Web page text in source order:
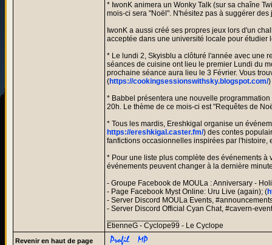
* IwonK animera un Wonky Talk (sur sa chaîne
mois-ci sera "Noël". N'hésitez pas à suggérer
IwonK a aussi créé ses propres jeux lors d'un
acceptée dans une université locale pour étudier
* Le lundi 2, Skyisblu a clôturé l'année avec une
séances de cuisine ont lieu le premier Lundi du
prochaine séance aura lieu le 3 Février. Vous
(https://cookingsessionswithsky.blogspot.com/)
* Babbel présentera une nouvelle
20h. Le thème de ce mois-ci est "Requêtes de
* Tous les mardis, Ereshkigal organise un
https://ereshkigal.caster.fm/) des contes
fanfictions occasionnelles inspirées par
* Pour une liste plus complète des événements à
événements peuvent changer à la dernière
- Groupe Facebook de MOULa : Anniversary -
- Page Facebook Myst Online: Uru Live (again); (
- Server Discord MOULa Events,
- Server Discord Official Cyan Chat, #cavern-
EtienneG - Cyclope99 - Le Cyclope
Revenir en haut de page